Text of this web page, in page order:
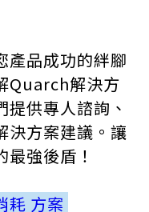
產品成功的絆腳
Quarch解決方
供專人諮詢、
決方案建議。讓
強後盾！
耗 方案